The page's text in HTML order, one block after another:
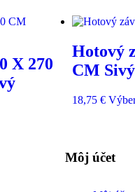
X 270
Hotový
CM Sivý
18,75 €
Môj účet